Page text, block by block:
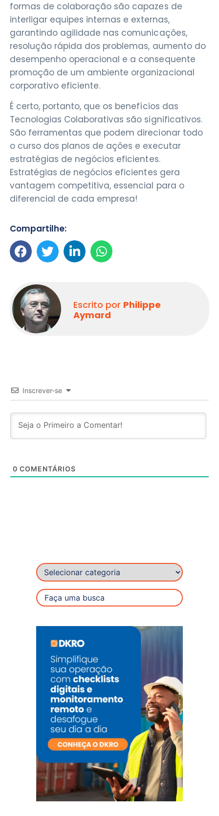
formas de colaboração são capazes de
interligar equipes internas e externas,
garantindo agilidade nas comunicações,
resolução rápida dos problemas, aumento do
desempenho operacional e a consequente
promoção de um ambiente organizacional
corporativo eficiente.
É certo, portanto, que os benefícios das
Tecnologias Colaborativas são significativos.
São ferramentas que podem direcionar todo
o curso dos planos de ações e executar
estratégias de negócios eficientes.
Estratégias de negócios eficientes gera
vantagem competitiva, essencial para o
diferencial de cada empresa!
Compartilhe:
Escrito por Philippe
Aymard
Inscrever-se
0 COMENTÁRIOS